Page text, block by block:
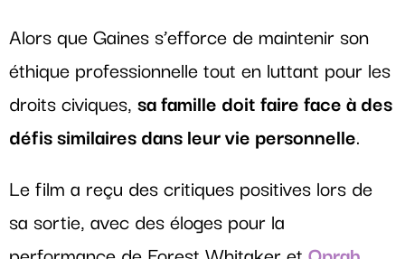
Alors que Gaines s’efforce de maintenir son
éthique professionnelle tout en luttant pour les
droits civiques, sa famille doit faire face à des
défis similaires dans leur vie personnelle.
Le film a reçu des critiques positives lors de
sa sortie, avec des éloges pour la